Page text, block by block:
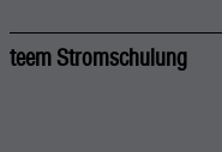
teem Stromschulung